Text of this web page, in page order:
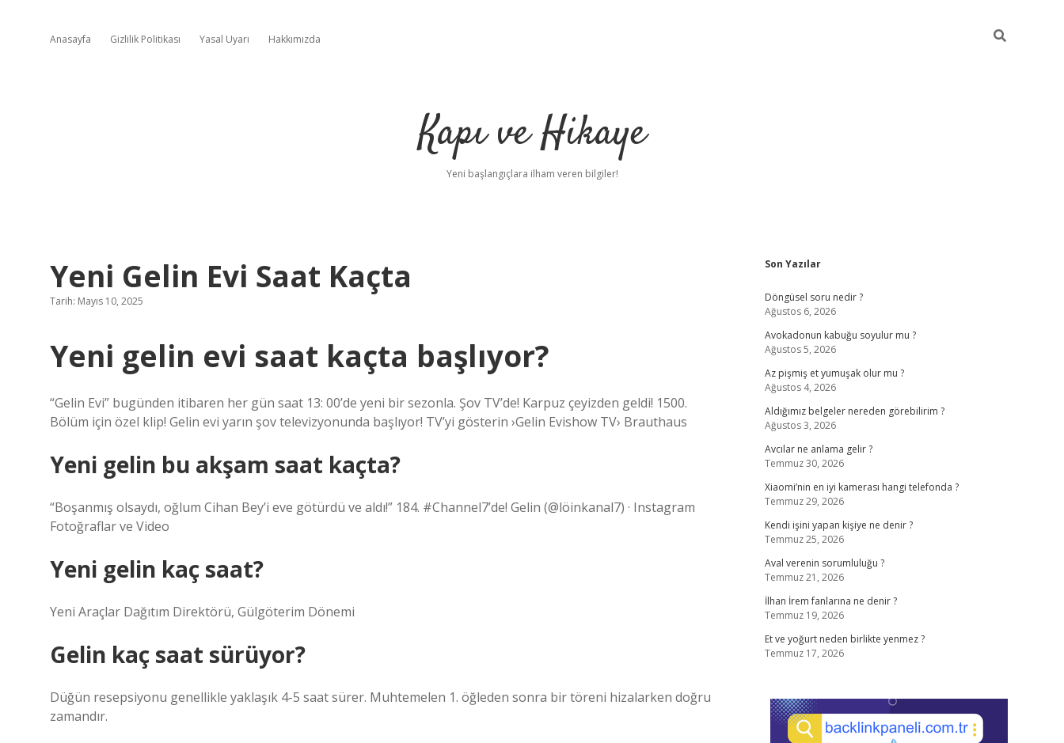
Anasayfa Gizlilik Politikası Yasal Uyarı Hakkımızda
Kapı ve Hikaye
Yeni başlangıçlara ilham veren bilgiler!
Yeni Gelin Evi Saat Kaçta
Tarih: Mayıs 10, 2025
Yeni gelin evi saat kaçta başlıyor?
“Gelin Evi” bugünden itibaren her gün saat 13: 00’de yeni bir sezonla. Şov TV’de! Karpuz çeyizden geldi! 1500.
Bölüm için özel klip! Gelin evi yarın şov televizyonunda başlıyor! TV’yi gösterin ›Gelin Evishow TV› Brauthaus
Yeni gelin bu akşam saat kaçta?
“Boşanmış olsaydı, oğlum Cihan Bey’i eve götürdü ve aldı!” 184. #Channel7’de! Gelin (@löinkanal7) · Instagram
Fotoğraflar ve Video
Yeni gelin kaç saat?
Yeni Araçlar Dağıtım Direktörü, Gülgöterim Dönemi
Gelin kaç saat sürüyor?
Düğün resepsiyonu genellikle yaklaşık 4-5 saat sürer. Muhtemelen 1. öğleden sonra bir töreni hizalarken doğru
zamandır.
Sidebar
Son Yazılar
Döngüsel soru nedir ?
Ağustos 6, 2026
Avokadonun kabuğu soyulur mu ?
Ağustos 5, 2026
Az pişmiş et yumuşak olur mu ?
Ağustos 4, 2026
Aldığımız belgeler nereden görebilirim ?
Ağustos 3, 2026
Avcılar ne anlama gelir ?
Temmuz 30, 2026
Xiaomi’nin en iyi kamerası hangi telefonda ?
Temmuz 29, 2026
Kendi işini yapan kişiye ne denir ?
Temmuz 25, 2026
Aval verenin sorumluluğu ?
Temmuz 21, 2026
İlhan İrem fanlarına ne denir ?
Temmuz 19, 2026
Et ve yoğurt neden birlikte yenmez ?
Temmuz 17, 2026